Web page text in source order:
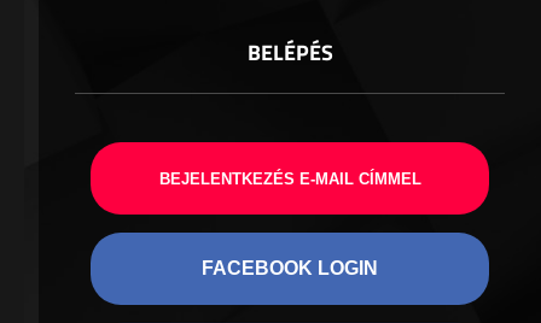
BELÉPÉS
BEJELENTKEZÉS E-MAIL CÍMMEL
FACEBOOK LOGIN